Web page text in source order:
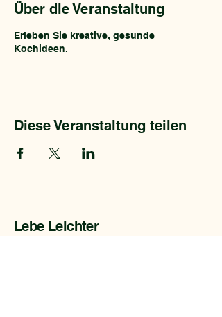
Über die Veranstaltung
Erleben Sie kreative, gesunde
Kochideen.
Diese Veranstaltung teilen
Lebe Leichter